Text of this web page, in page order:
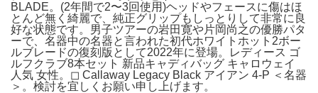
BLADE。(2年間で2〜3回使用)ヘッドやフェースに傷はほ
とんど無く綺麗で、純正グリップもしっとりして非常に良
好な状態です。男子ツアーの岩田寛や片岡尚之の優勝パタ
ーで、名器中の名器と言われた初代ホワイトホット2ボー
ルブレードの復刻版として2022年に登場。レディース ゴ
ルフクラブ8本セット 新品キャディバッグ キャロウェイ
人気 女性。◻︎ Callaway Legacy Black アイアン 4-P ＜名器
＞。検討を宜しくお願い申し上げます。